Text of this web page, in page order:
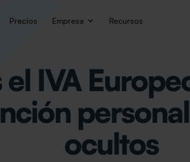
Precios Empresa Recursos
IVA
ocultos